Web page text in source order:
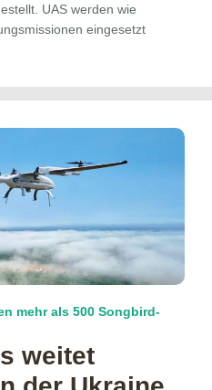
UAS werden wie
eingesetzt
mehr als 500 Songbird-
weitet